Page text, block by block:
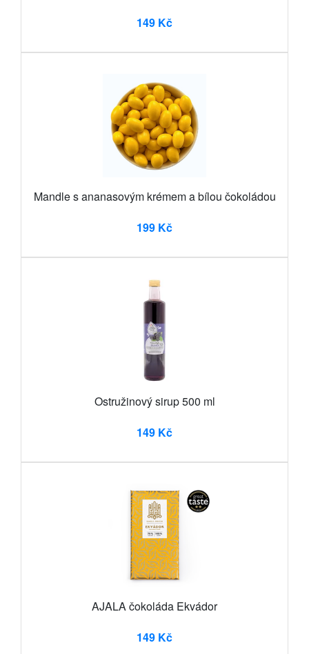
149 Kč
Mandle s ananasovým krémem a bílou čokoládou
199 Kč
Ostružinový sirup 500 ml
149 Kč
AJALA čokoláda Ekvádor
149 Kč